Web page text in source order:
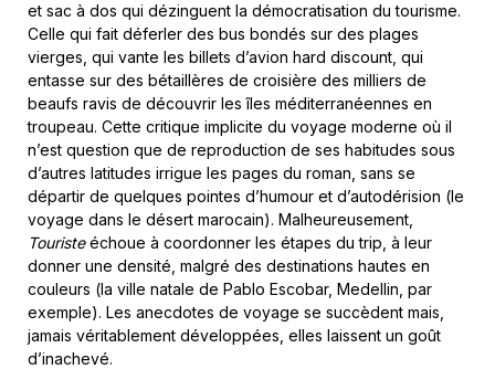
et sac à dos qui dézinguent la démocratisation du tourisme.
Celle qui fait déferler des bus bondés sur des plages
vierges, qui vante les billets d’avion hard discount, qui
entasse sur des bétaillères de croisière des milliers de
beaufs ravis de découvrir les îles méditerranéennes en
troupeau. Cette critique implicite du voyage moderne où il
n’est question que de reproduction de ses habitudes sous
d’autres latitudes irrigue les pages du roman, sans se
départir de quelques pointes d’humour et d’autodérision (le
voyage dans le désert marocain). Malheureusement,
Touristeéchoue à coordonner les étapes du trip, à leur
donner une densité, malgré des destinations hautes en
couleurs (la ville natale de Pablo Escobar, Medellin, par
exemple). Les anecdotes de voyage se succèdent mais,
jamais véritablement développées, elles laissent un goût
d’inachevé.